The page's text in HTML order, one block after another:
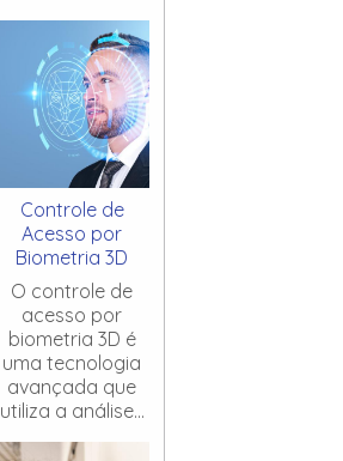
Controle de
Acesso por
Biometria 3D
O controle de
acesso por
biometria 3D é
uma tecnologia
avançada que
utiliza a análise...